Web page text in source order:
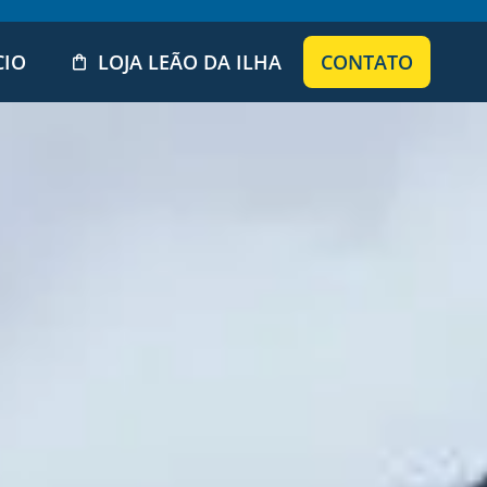
LOJA LEÃO DA ILHA CONTATO